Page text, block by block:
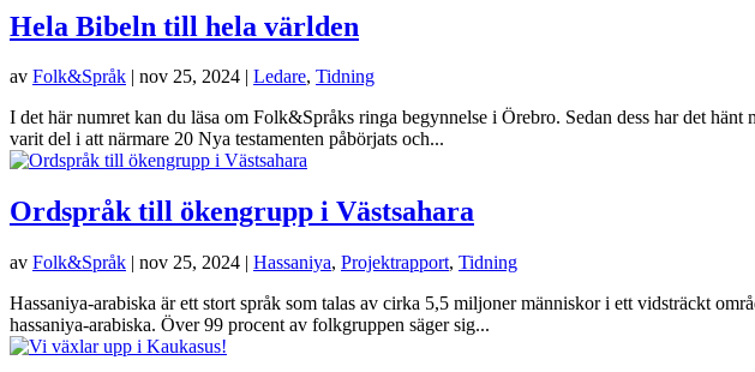
Hela Bibeln till hela världen
av Folk&Språk | nov 25, 2024 | Ledare, Tidning
I det här numret kan du läsa om Folk&Språks ringa begynnelse i Örebro. Sedan dess har det
varit del i att närmare 20 Nya testamenten påbörjats och...
Ordspråk till ökengrupp i Västsahara
av Folk&Språk | nov 25, 2024 | Hassaniya, Projektrapport, Tidning
Hassaniya-arabiska är ett stort språk som talas av cirka 5,5 miljoner människor i ett vidsträckt
hassaniya-arabiska. Över 99 procent av folkgruppen säger sig...